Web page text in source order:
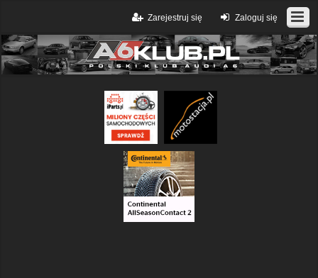
Zaloguj się
Zarejestruj się